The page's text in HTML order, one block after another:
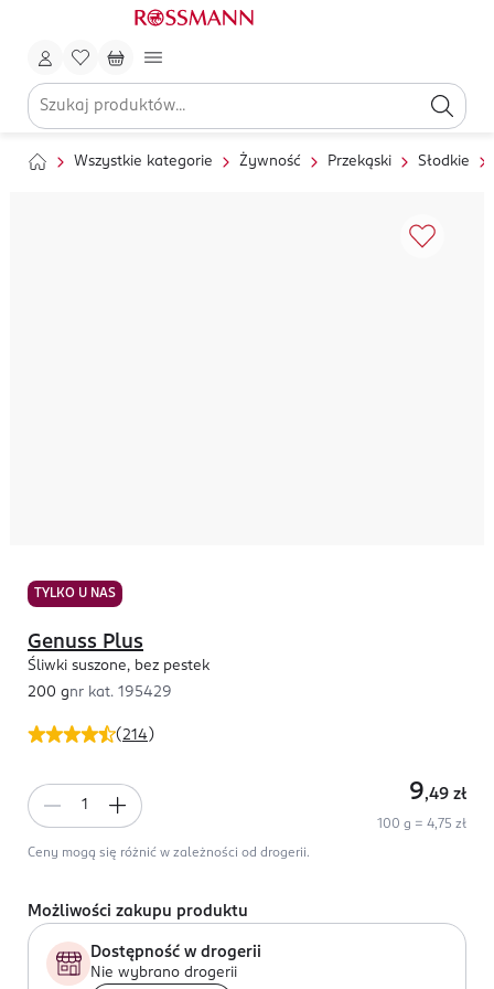
Wszystkie kategorie Żywność Przekąski Słodkie
TYLKO U NAS
(214 )
Genuss Plus
Śliwki suszone, bez pestek
200 gnr kat. 195429
9,49 zł
100 g = 4,75 zł
Ceny mogą się różnić w zależności od drogerii.
Możliwości zakupu produktu
Dostępność w drogerii
Nie wybrano drogerii